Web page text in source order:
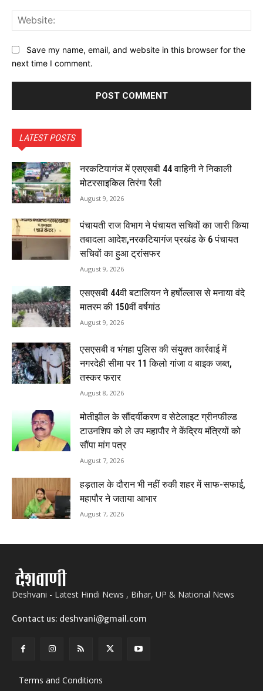
Save my name, email, and website in this browser for the
next time I comment.
LATEST POSTS
नरकटियागंज में एसएसबी 44 वाहिनी ने निकाली
मोटरसाइकिल तिरंगा रैली
August 9, 2026
पंचायती राज विभाग ने पंचायत सचिवों का जारी किया
तबादला आदेश,नरकटियागंज प्रखंड के 6 पंचायत
सचिवों का हुआ ट्रांसफर
August 9, 2026
एसएसबी 44वी बटालियन ने हर्षोल्लास से मनाया वंदे
मातरम की 150वीं वर्षगांठ
August 9, 2026
एसएसबी व भंगहा पुलिस की संयुक्त कार्रवाई में
नगरदेही सीमा पर 11 किलो गांजा व बाइक जब्त,
तस्कर फरार
August 8, 2026
मोतीझील के सौंदर्यीकरण व सेटेलाइट ग्रीनफील्ड
टाउनशिप को ले उप महापौर ने केंद्रिय मंत्रियों को
सौंपा मांग पत्र
August 7, 2026
हड़ताल के दौरान भी नहीं रुकी शहर में साफ-सफाई,
महापौर ने जताया आभार
August 7, 2026
Deshvani - Latest Hindi News , Bihar, UP & National News
Contact us: deshvani@gmail.com
Terms and Conditions